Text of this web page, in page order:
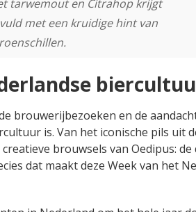
tarwemout en Citrahop krijgt
met een kruidige hint van
brouwerijbezoeken en de
is. Van het iconische pils uit
brouwsels van Oedipus:
dat maakt deze Week van het